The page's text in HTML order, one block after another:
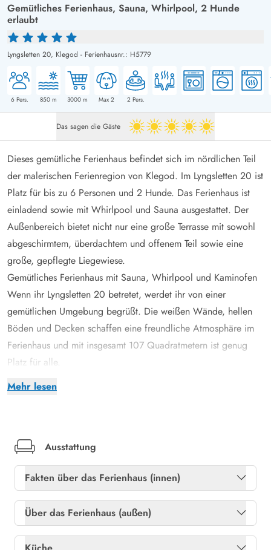
Gemütliches Ferienhaus, Sauna, Whirlpool, 2 Hunde
erlaubt
Lyngsletten 20, Klegod - Ferienhausnr.: H5779
6Pers. 850 m 3000 m Max 2 2 Pers.
Das sagen die Gäste 5 von 5
Mehr lesen
Dieses gemütliche Ferienhaus befindet sich im nördlichen Teil
der malerischen Ferienregion von Klegod. Im Lyngsletten 20 ist
Platz für bis zu 6 Personen und 2 Hunde. Das Ferienhaus ist
einladend sowie mit Whirlpool und Sauna ausgestattet. Der
Außenbereich bietet nicht nur eine große Terrasse mit sowohl
abgeschirmtem, überdachtem und offenem Teil sowie eine
große, gepflegte Liegewiese.
Gemütliches Ferienhaus mit Sauna, Whirlpool und Kaminofen
Wenn ihr Lyngsletten 20 betretet, werdet ihr von einer
gemütlichen Umgebung begrüßt. Die weißen Wände, hellen
Böden und Decken schaffen eine freundliche Atmosphäre im
Ferienhaus und mit insgesamt 107 Quadratmetern ist genug
Platz für alle.
Die Urlaubsatmosphäre wird durch den Holzofen abgerundet
mit Sauna und Whirlpool ausgestattet. Darüber hinaus gibt es
auch eine Gästetoilette mit Fussbodenheizung.
In der Küche gibt es eine helfende Hand für den täglichen
Einsatz - hier findet ihr einen Geschirrspüler. Im Schuppen
stehen eine Waschmaschine und Trockner zum Einsatz bereit.
Ausstattung
Fakten über das Ferienhaus (innen)
Gratis internet
Ja
Über das Ferienhaus (außen)
Abstellraum
Ja